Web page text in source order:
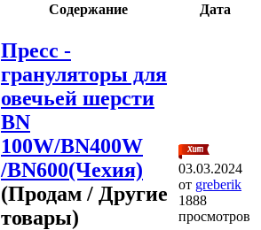
Содержание
Дата
Пресс -
грануляторы для
овечьей шерсти
BN
100W/BN400W
/BN600(Чехия)
(Продам / Другие
товары)
03.03.2024
от greberik
1888
просмотров